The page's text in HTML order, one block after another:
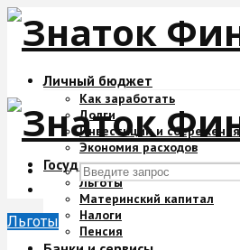
Личный бюджет
Как заработать
Долги
Инвестиции и сбережения
Экономия расходов
Государство и деньги
Льготы
Материнский капитал
Налоги
Пенсия
Льготы